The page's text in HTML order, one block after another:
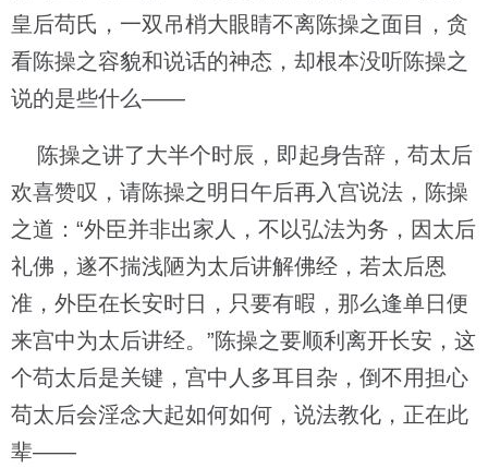
皇后苟氏，一双吊梢大眼睛不离陈操之面目，贪
看陈操之容貌和说话的神态，却根本没听陈操之
说的是些什么——
陈操之讲了大半个时辰，即起身告辞，苟太后
欢喜赞叹，请陈操之明日午后再入宫说法，陈操
之道：“外臣并非出家人，不以弘法为务，因太后
礼佛，遂不揣浅陋为太后讲解佛经，若太后恩
准，外臣在长安时日，只要有暇，那么逢单日便
来宫中为太后讲经。”陈操之要顺利离开长安，这
个苟太后是关键，宫中人多耳目杂，倒不用担心
苟太后会淫念大起如何如何，说法教化，正在此
辈——